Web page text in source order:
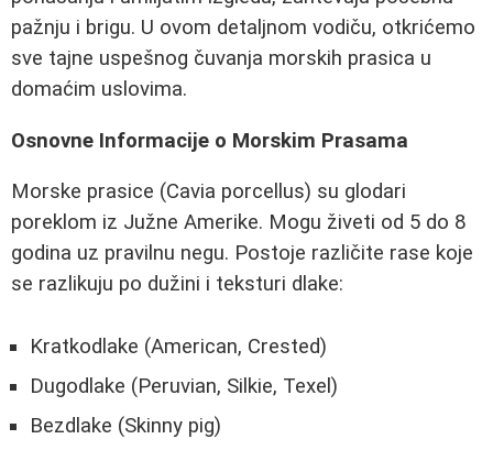
pažnju i brigu. U ovom detaljnom vodiču, otkrićemo
sve tajne uspešnog čuvanja morskih prasica u
domaćim uslovima.
Osnovne Informacije o Morskim Prasama
Morske prasice (Cavia porcellus) su glodari
poreklom iz Južne Amerike. Mogu živeti od 5 do 8
godina uz pravilnu negu. Postoje različite rase koje
se razlikuju po dužini i teksturi dlake:
Kratkodlake (American, Crested)
Dugodlake (Peruvian, Silkie, Texel)
Bezdlake (Skinny pig)